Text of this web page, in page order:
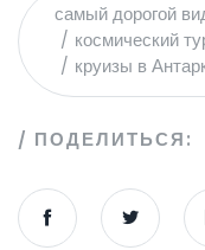
самый дорогой
космический
круизы в
ПОДЕЛИТЬСЯ: